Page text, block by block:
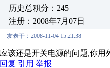
历史总积分：245
注册：2008年7月07日
发表于：2008-11-04 15:21:38
应该还是开关电源的问题,你用
回复 引用 举报